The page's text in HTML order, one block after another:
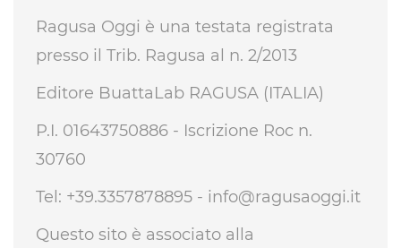
Ragusa Oggi è una testata registrata
presso il Trib. Ragusa al n. 2/2013
Editore BuattaLab RAGUSA (ITALIA)
P.I. 01643750886 - Iscrizione Roc n.
30760
Tel: +39.3357878895 - info@ragusaoggi.it
Questo sito è associato alla